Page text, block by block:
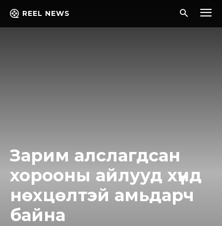
REEL NEWS
Зарим алслагдсан
хорооны айлууд хүнд
нөхцөлтэй амьдарч
байна